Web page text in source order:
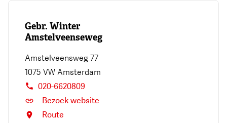
Gebr. Winter
Amstelveenseweg
Amstelveensweg 77
1075 VWAmsterdam
020-6620809
Bezoek website
Route